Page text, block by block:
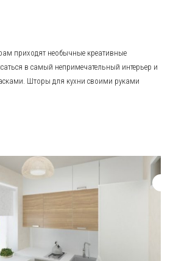
приходят необычные креативные
в самый непримечательный интерьер и
Шторы для кухни своими руками